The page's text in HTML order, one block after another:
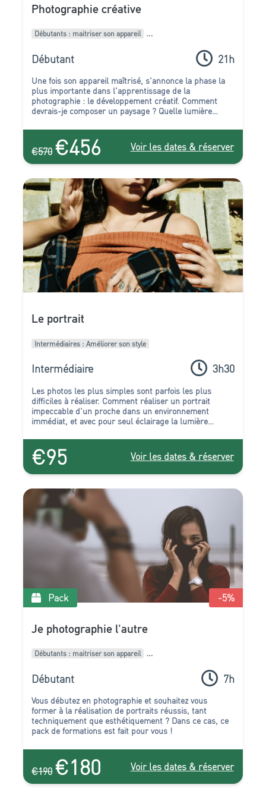
Photographie créative
Débutants : maitriser son appareil
Pack de formations
Débutant 21h
Une fois son appareil maîtrisé, s'annonce la phase la
plus importante dans l'apprentissage de la
photographie : le développement créatif. Comment
devrais-je composer un paysage ? Quelle lumière
rendre compte d'une ambiance nocturne ? Quel point
de vue choisir pour rendre compte de la beauté de ce
bâtiment ? Autant de questions qui trouveront
réponses au fil des formations de ce pack (et bien
chose nécessaire pour expérimenter, créer, et
commencer à véritablement vous exprimer.
€570 €456 Voir les dates & réserver
Le portrait
Intermédiaires : Améliorer son style
Intermédiaire 3h30
Les photos les plus simples sont parfois les plus
difficiles à réaliser. Comment réaliser un portrait
impeccable d'un proche dans un environnement
immédiat, et avec pour seul éclairage la lumière
autant réussir un portrait expressif et bien géré
techniquement ? Soyez-en sûr, vous trouverez les
réponses à ces questions dans l’atelier Portrait !
€95 Voir les dates & réserver
Pack -5%
Je photographie l'autre
Débutants : maitriser son appareil
Pack de formations
Débutant 7h
Vous débutez en photographie et souhaitez vous
former à la réalisation de portraits réussis, tant
techniquement que esthétiquement ? Dans ce cas, ce
pack de formations est fait pour vous !
€190 €180 Voir les dates & réserver